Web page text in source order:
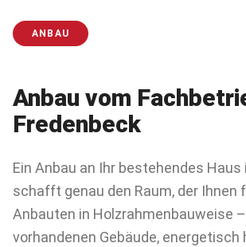
ANBAU
Anbau vom
Fredenbeck
Ein Anbau an Ihr bestehendes Haus
schafft genau den Raum, der Ihnen
Anbauten in Holzrahmenbauweise
vorhandenen Gebäude, energetisch